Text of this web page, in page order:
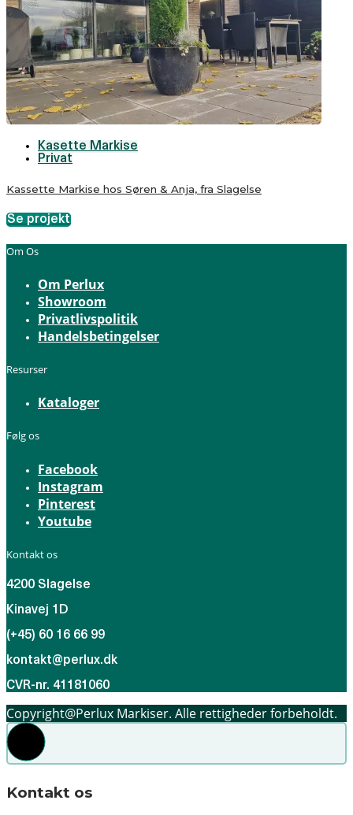
Kasette Markise
Privat
Kassette Markise hos Søren & Anja, fra Slagelse
Se projekt
Om Os
Om Perlux
Showroom
Privatlivspolitik
Handelsbetingelser
Resurser
Kataloger
Følg os
Facebook
Instagram
Pinterest
Youtube
Kontakt os
4200 Slagelse
Kinavej 1D
(+45) 60 16 66 99
kontakt@perlux.dk
CVR-nr. 41181060
Copyright@Perlux Markiser. Alle rettigheder forbeholdt.
Kontakt os